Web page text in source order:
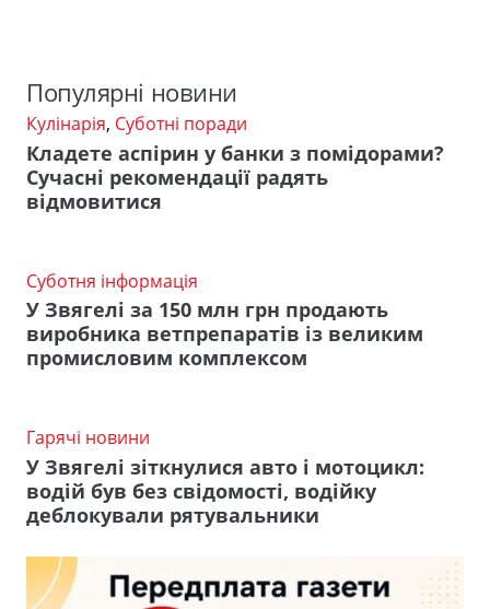
Популярні новини
Кулінарія, Суботні поради
Кладете аспірин у банки з помідорами?
Сучасні рекомендації радять
відмовитися
Суботня інформація
У Звягелі за 150 млн грн продають
виробника ветпрепаратів із великим
промисловим комплексом
Гарячі новини
У Звягелі зіткнулися авто і мотоцикл:
водій був без свідомості, водійку
деблокували рятувальники